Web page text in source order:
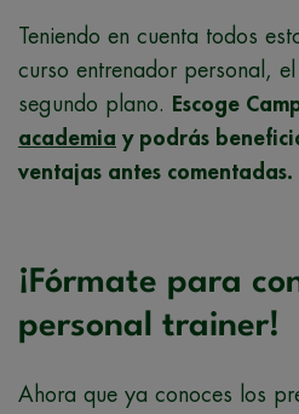
Teniendo en cuenta todos
curso entrenador personal,
segundo plano.
Escoge
academia y podrás
ventajas antes comentadas.
¡Fórmate para
personal trainer!
Ahora que ya conoces los